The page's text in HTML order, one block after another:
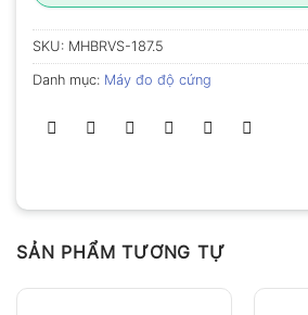
SKU: MHBRVS-187.5
Danh mục: Máy đo độ cứng
SẢN PHẨM TƯƠNG TỰ